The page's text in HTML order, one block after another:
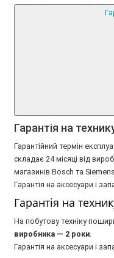
Гарантія на
Гарантійний термін
складає 24 місяці від
магазинів Bosch та
Гарантія на аксесуари і
Гарантія на
На побутову техніку
виробника — 2 роки
Гарантія на аксесуари і